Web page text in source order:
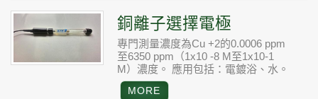
銅離子選擇電極
專門測量濃度為Cu +2的0.0006 ppm
至6350 ppm（1x10 -8 M至1x10-1
M）濃度。 應用包括：電鍍浴、水。